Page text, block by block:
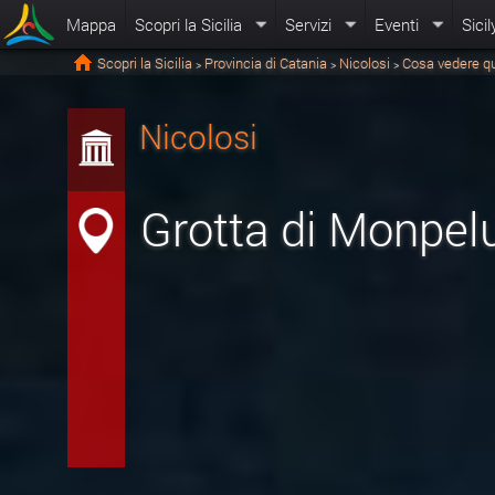
Mappa Scopri la Sicilia Servizi Eventi
Scopri la Sicilia > Provincia di Catania > Nicolosi > Cosa vedere
Nicolosi
Grotta di